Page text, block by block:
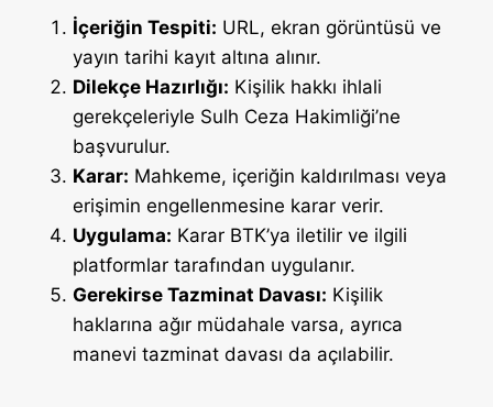
İçeriğin Tespiti: URL, ekran görüntüsü ve
yayın tarihi kayıt altına alınır.
Dilekçe Hazırlığı: Kişilik hakkı ihlali
gerekçeleriyle Sulh Ceza Hakimliği’ne
başvurulur.
Karar: Mahkeme, içeriğin kaldırılması veya
erişimin engellenmesine karar verir.
Uygulama: Karar BTK’ya iletilir ve ilgili
platformlar tarafından uygulanır.
Gerekirse Tazminat Davası: Kişilik
haklarına ağır müdahale varsa, ayrıca
manevi tazminat davası da açılabilir.